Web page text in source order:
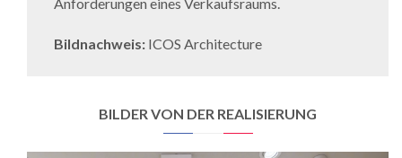
Bildnachweis: ICOS Architecture
BILDER VON DER REALISIERUNG